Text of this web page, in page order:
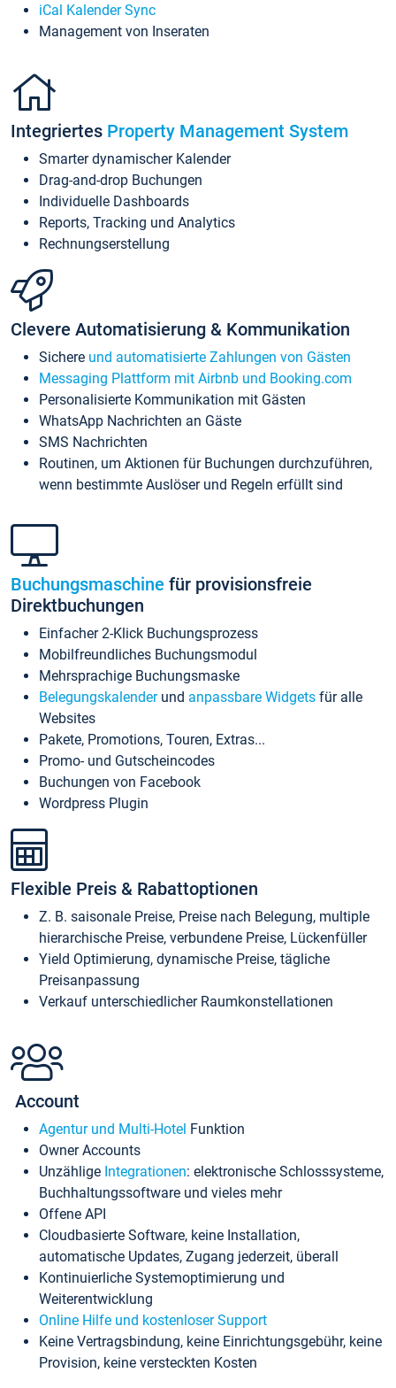
iCal Kalender Sync
Management von Inseraten
Integriertes Property Management System
Smarter dynamischer Kalender
Drag-and-drop Buchungen
Individuelle Dashboards
Reports, Tracking und Analytics
Rechnungserstellung
Clevere Automatisierung & Kommunikation
Sichere und automatisierte Zahlungen von Gästen
Messaging Plattform mit Airbnb und Booking.com
Personalisierte Kommunikation mit Gästen
WhatsApp Nachrichten an Gäste
SMS Nachrichten
Routinen, um Aktionen für Buchungen durchzuführen,
wenn bestimmte Auslöser und Regeln erfüllt sind
Buchungsmaschine für provisionsfreie
Direktbuchungen
Einfacher 2-Klick Buchungsprozess
Mobilfreundliches Buchungsmodul
Mehrsprachige Buchungsmaske
Belegungskalenderund anpassbare Widgets für alle
Websites
Pakete, Promotions, Touren, Extras...
Promo- und Gutscheincodes
Buchungen von Facebook
Wordpress Plugin
Flexible Preis & Rabattoptionen
Z. B. saisonale Preise, Preise nach Belegung, multiple
hierarchische Preise, verbundene Preise, Lückenfüller
Yield Optimierung, dynamische Preise, tägliche
Preisanpassung
Verkauf unterschiedlicher Raumkonstellationen
Account
Agentur und Multi-Hotel Funktion
Owner Accounts
Unzählige Integrationen: elektronische Schlosssysteme,
Buchhaltungssoftware und vieles mehr
Offene API
Cloudbasierte Software, keine Installation,
automatische Updates, Zugang jederzeit, überall
Kontinuierliche Systemoptimierung und
Weiterentwicklung
Online Hilfe und kostenloser Support
Keine Vertragsbindung, keine Einrichtungsgebühr, keine
Provision, keine versteckten Kosten